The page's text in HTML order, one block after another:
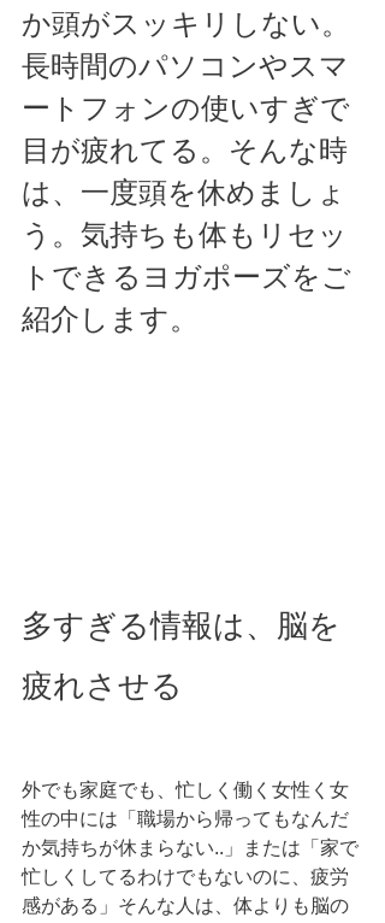
か頭がスッキリしない。
長時間のパソコンやスマ
ートフォンの使いすぎで
目が疲れてる。そんな時
は、一度頭を休めましょ
う。気持ちも体もリセッ
トできるヨガポーズをご
紹介します。
多すぎる情報は、脳を
疲れさせる
外でも家庭でも、忙しく働く女性く女
性の中には「職場から帰ってもなんだ
か気持ちが休まらない..」または「家で
忙しくしてるわけでもないのに、疲労
感がある」そんな人は、体よりも脳の